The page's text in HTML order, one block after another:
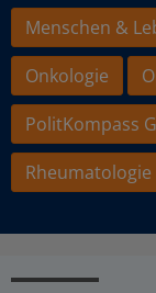
Menschen &
Onkologie
PolitKompass
Rheumatologie